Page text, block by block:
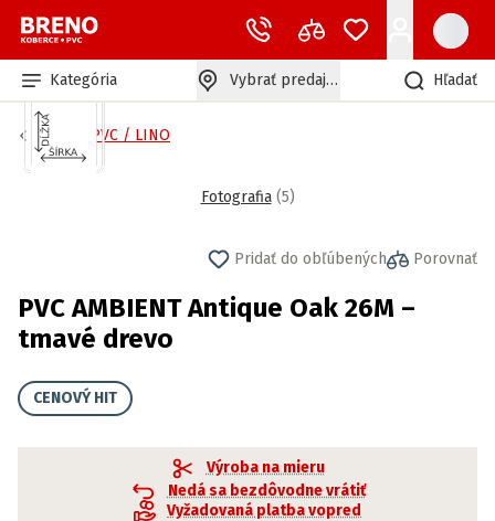
Kategória Vybrať predajňu Hľadať
Bytové PVC / LINO
Fotografia (5)
Pridať do obľúbených Porovnať
PVC AMBIENT Antique Oak 26M –
tmavé drevo
CENOVÝ HIT
Výroba na mieru
Nedá sa bezdôvodne vrátiť
Vyžadovaná platba vopred